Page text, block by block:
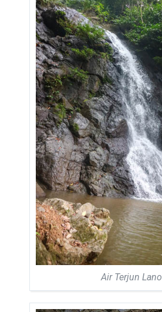
Air Terjun Lano